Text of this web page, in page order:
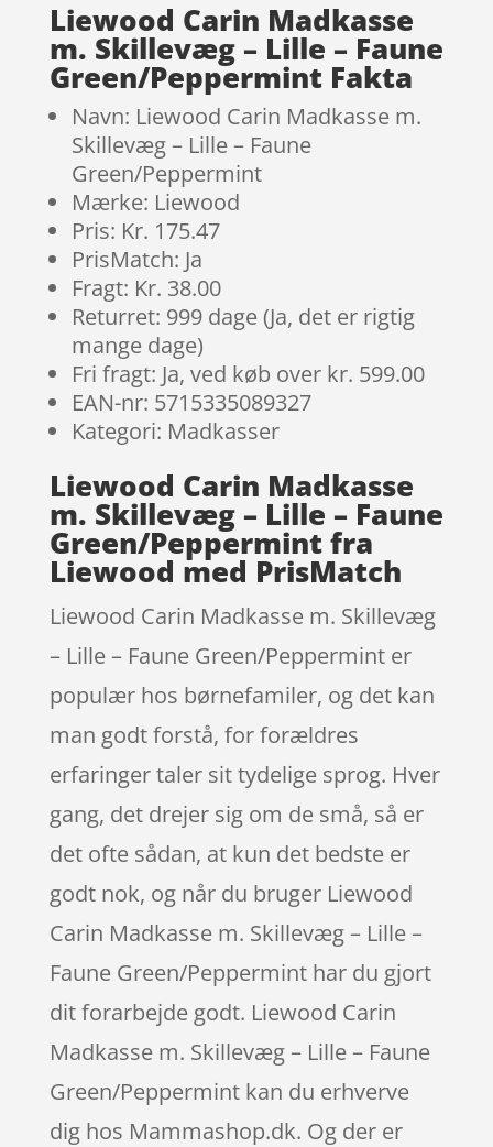
Liewood Carin Madkasse
m. Skillevæg – Lille – Faune
Green/Peppermint Fakta
Navn: Liewood Carin Madkasse m.
Skillevæg – Lille – Faune
Green/Peppermint
Mærke: Liewood
Pris: Kr. 175.47
PrisMatch: Ja
Fragt: Kr. 38.00
Returret: 999 dage (Ja, det er rigtig
mange dage)
Fri fragt: Ja, ved køb over kr. 599.00
EAN-nr: 5715335089327
Kategori: Madkasser
Liewood Carin Madkasse
m. Skillevæg – Lille – Faune
Green/Peppermint fra
Liewood med PrisMatch
Liewood Carin Madkasse m. Skillevæg
– Lille – Faune Green/Peppermint er
populær hos børnefamiler, og det kan
man godt forstå, for forældres
erfaringer taler sit tydelige sprog. Hver
gang, det drejer sig om de små, så er
det ofte sådan, at kun det bedste er
godt nok, og når du bruger Liewood
Carin Madkasse m. Skillevæg – Lille –
Faune Green/Peppermint har du gjort
dit forarbejde godt. Liewood Carin
Madkasse m. Skillevæg – Lille – Faune
Green/Peppermint kan du erhverve
dig hos Mammashop.dk. Og der er